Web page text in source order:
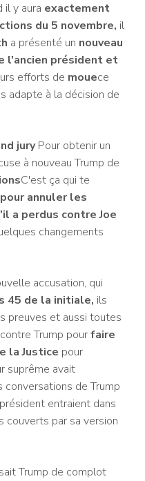
il y aura exactement
du 5 novembre, il
a présenté un nouveau
l'ancien président et
efforts de mouece
adapte à la décision de
juryPour obtenir un
à nouveau Trump de
C'est ça qui te
pour annuler les
a perdus contre Joe
changements
accusation, qui
45 de la initiale, ils
preuves et aussi toutes
Trump pourfaire
la Justice pour
suprême avait
de Trump
entraient dans
par sa version
Trump de complot